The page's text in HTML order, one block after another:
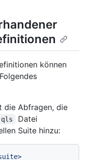
können
die Abfragen, die
Datei
Suite hinzu: